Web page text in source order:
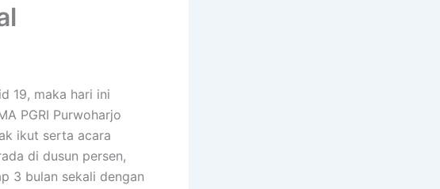
19, maka hari ini
PGRI Purwoharjo
ikut serta acara
di dusun persen,
3 bulan sekali dengan